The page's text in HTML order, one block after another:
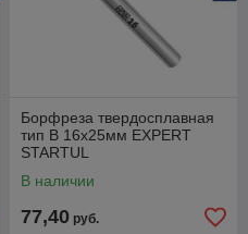
Борфреза твердосплавная
тип B 16x25мм EXPERT
STARTUL
В наличии
77,40 руб.